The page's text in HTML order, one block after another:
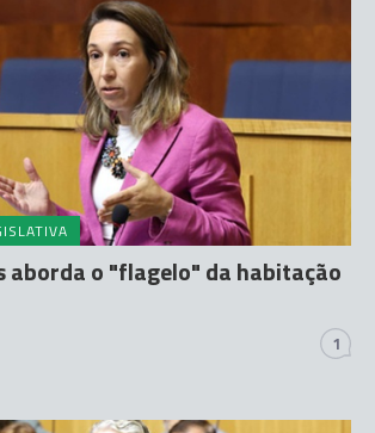
aborda o "flagelo" da habitação
1